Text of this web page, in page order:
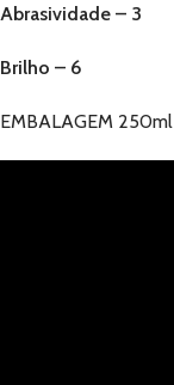
Abrasividade – 3
Brilho – 6
EMBALAGEM 250ml